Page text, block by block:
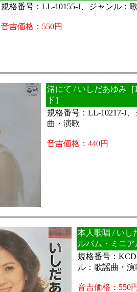
規格番号：LL-10155-J、ジャンル：
音吉価格：550円
渚にて / いしだあゆみ［
ド］
規格番号：LL-10217-J
曲・演歌
音吉価格：440円
本人歌唱 / いし
ルバム・ミニ
規格番号：
ル：歌謡曲・演
音吉価格：550